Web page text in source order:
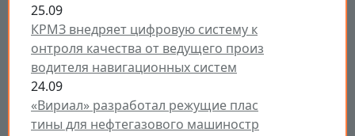
25.09
КРМЗ внедряет цифровую систему к
онтроля качества от ведущего произ
водителя навигационных систем
24.09
«Вириал» разработал режущие плас
тины для нефтегазового машиностр